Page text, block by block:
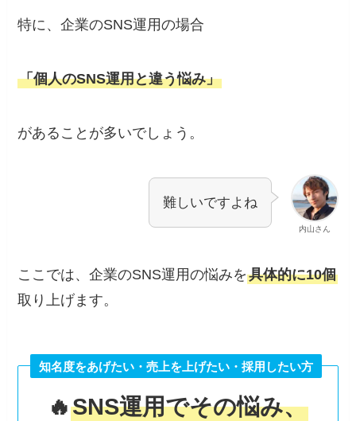
特に、企業のSNS運用の場合
「個人のSNS運用と違う悩み」
があることが多いでしょう。
内山さん
難しいですよね
ここでは、企業のSNS運用の悩みを具体的に10個
取り上げます。
知名度をあげたい・売上を上げたい・採用したい方
🔥SNS運用でその悩み、